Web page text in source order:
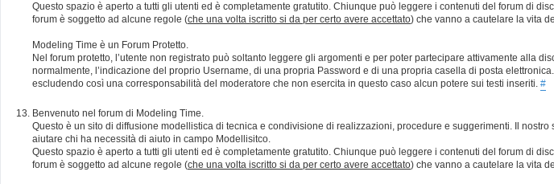
Questo spazio è aperto a tutti gli utenti ed è completamente gratutito. Chiunque può leggere i contenuti del forum di
forum è soggetto ad alcune regole (che una volta iscritto si da per certo avere accettato) che vanno a cautelare la vita
Modeling Time è un Forum Protetto.
Nel forum protetto, l’utente non registrato può soltanto leggere gli argomenti e per poter partecipare attivamente alla
normalmente, l’indicazione del proprio Username, di una propria Password e di una propria casella di posta
escludendo così una corresponsabilità del moderatore che non esercita in questo caso alcun potere sui testi inseriti. #
Benvenuto nel forum di Modeling Time.
Questo è un sito di diffusione modellistica di tecnica e condivisione di realizzazioni, procedure e suggerimenti. Il
aiutare chi ha necessità di aiuto in campo Modellisitco.
Questo spazio è aperto a tutti gli utenti ed è completamente gratutito. Chiunque può leggere i contenuti del forum di
forum è soggetto ad alcune regole (che una volta iscritto si da per certo avere accettato) che vanno a cautelare la vita